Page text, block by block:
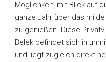
Möglichkeit, mit Blick auf
ganze Jahr über das
zu genießen. Diese
Belek befindet sich in
und liegt zugleich direkt